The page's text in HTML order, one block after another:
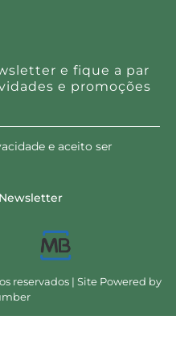
e fique a par
e promoções
e aceito ser
reservados | Site Powered by